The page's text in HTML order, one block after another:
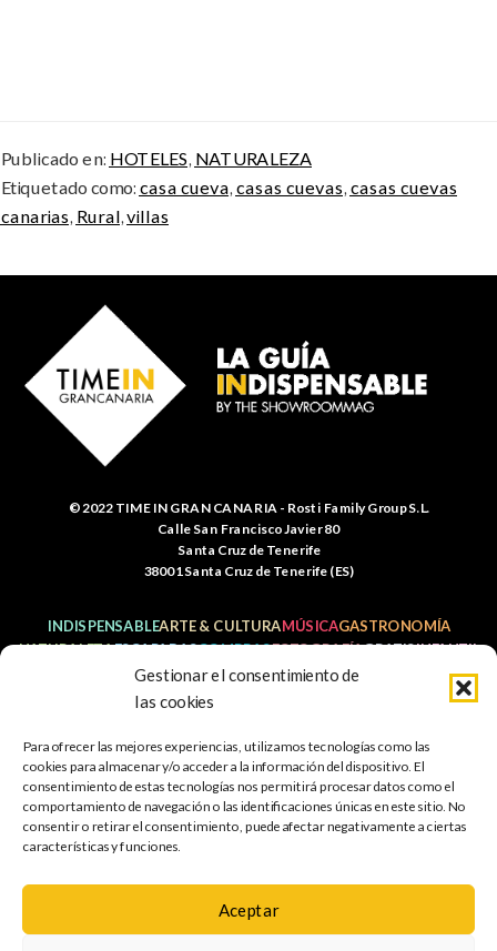
Gestionar el consentimiento de
las cookies
Para ofrecer las mejores experiencias, utilizamos tecnologías como las
cookies para almacenar y/o acceder a la información del dispositivo. El
consentimiento de estas tecnologías nos permitirá procesar datos como el
comportamiento de navegación o las identificaciones únicas en este sitio. No
consentir o retirar el consentimiento, puede afectar negativamente a ciertas
características y funciones.
Aceptar
Publicado en: HOTELES, NATURALEZA
Etiquetado como: casa cueva, casas cuevas, casas cuevas
canarias, Rural,villas
© 2022 TIME IN GRAN CANARIA - Rosti Family Group S.L.
Calle San Francisco Javier 80
Santa Cruz de Tenerife
38001 Santa Cruz de Tenerife (ES)
INDISPENSABLEARTE & CULTURAMÚSICAGASTRONOMÍA
NATURALEZAESCAPADASCOMPRASFOTOGRAFÍAGRATISINFANTIL
Aviso legal
Política de
privacidad
Política de cookies
Mapa web Accesibilidad
PROGRAMA KIT DIGITAL COFINANCIADO POR LOS FONDOS
NEXT GENERATION (EU) DEL MERCANISMO DE